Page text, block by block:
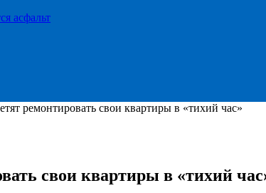
асфальт
ремонтировать свои квартиры в «тихий час»
свои квартиры в «тихий